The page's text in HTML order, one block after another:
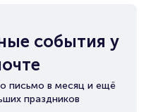
события у
письмо в месяц и ещё
праздников